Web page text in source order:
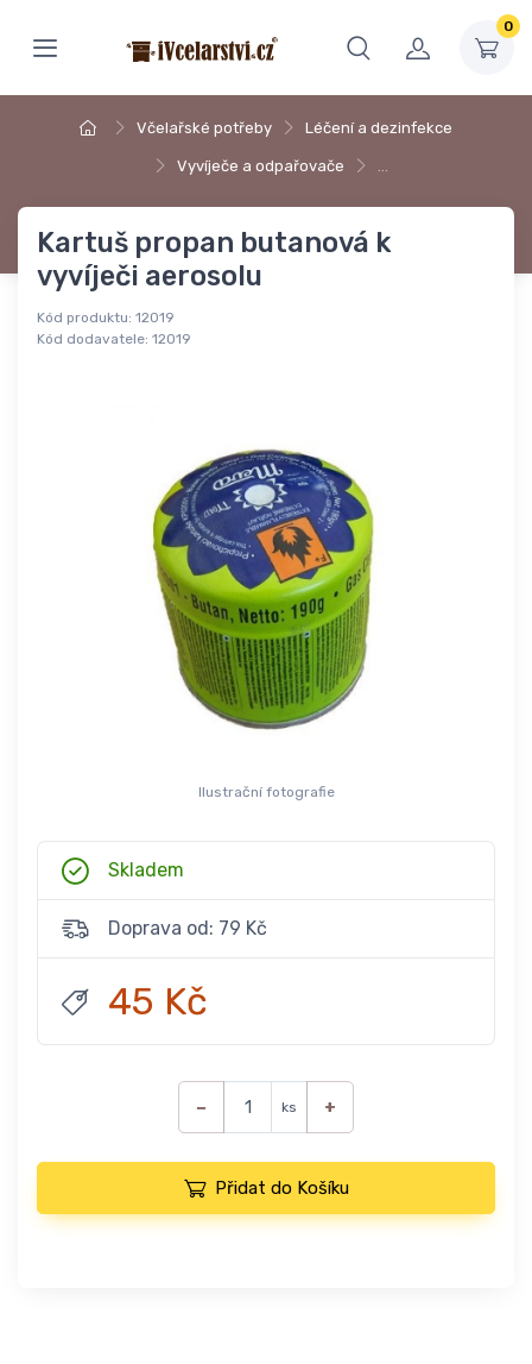
0
Včelařské potřeby Léčení a dezinfekce
Vyvíječe a odpařovače …
Kartuš propan butanová k
vyvíječi aerosolu
Kód produktu: 12019
Kód dodavatele: 12019
Ilustrační fotografie
Skladem
Doprava od: 79 Kč
45 Kč
− ks +
Přidat do Košíku